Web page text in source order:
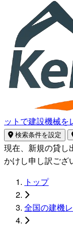
ットで建設機械を
検索条件を設定
現在、新規の貸し
かけし申し訳ござ
トップ
全国の建機